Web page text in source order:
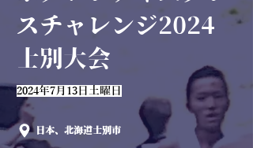
スチャレンジ2024
士別大会
2024年7月13日土曜日
日本、北海道士別市